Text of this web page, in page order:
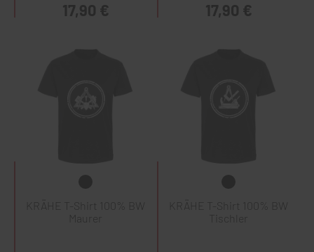
17,90 € 17,90 €
KRÄHE T-Shirt 100% BW
Maurer
KRÄHE T-Shirt 100% BW
Tischler